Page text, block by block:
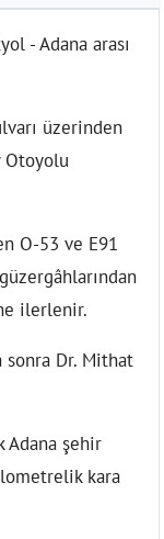
- Adana arası
üzerinden
Otoyolu
O-53 ve E91
ilerlenir.
sonra Dr. Mithat
Adana şehir
kara